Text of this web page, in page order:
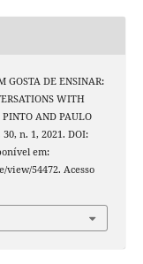
GOSTA DE ENSINAR:
WITH
AND PAULO
30, n. 1, 2021. DOI:
em:
54472. Acesso